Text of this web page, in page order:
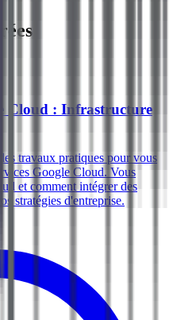
Cloud : Infrastructure
travaux pratiques pour vous
Google Cloud. Vous
et comment intégrer des
stratégies d'entreprise.